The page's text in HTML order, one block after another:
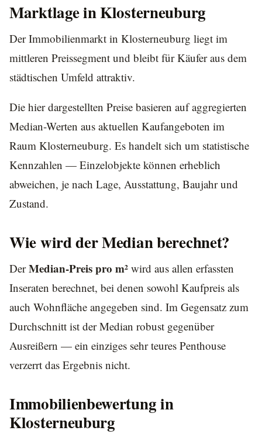
Marktlage in Klosterneuburg
Der Immobilienmarkt in Klosterneuburg liegt im
mittleren Preissegment und bleibt für Käufer aus dem
städtischen Umfeld attraktiv.
Die hier dargestellten Preise basieren auf aggregierten
Median-Werten aus aktuellen Kaufangeboten im
Raum Klosterneuburg. Es handelt sich um statistische
Kennzahlen — Einzelobjekte können erheblich
abweichen, je nach Lage, Ausstattung, Baujahr und
Zustand.
Wie wird der Median berechnet?
DerMedian-Preis pro m² wird aus allen erfassten
Inseraten berechnet, bei denen sowohl Kaufpreis als
auch Wohnfläche angegeben sind. Im Gegensatz zum
Durchschnitt ist der Median robust gegenüber
Ausreißern — ein einziges sehr teures Penthouse
verzerrt das Ergebnis nicht.
Immobilienbewertung in
Klosterneuburg